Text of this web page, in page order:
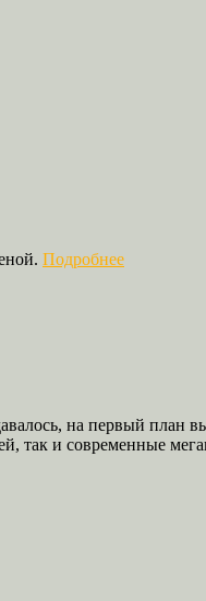
Подробнее
на первый план
так и современные